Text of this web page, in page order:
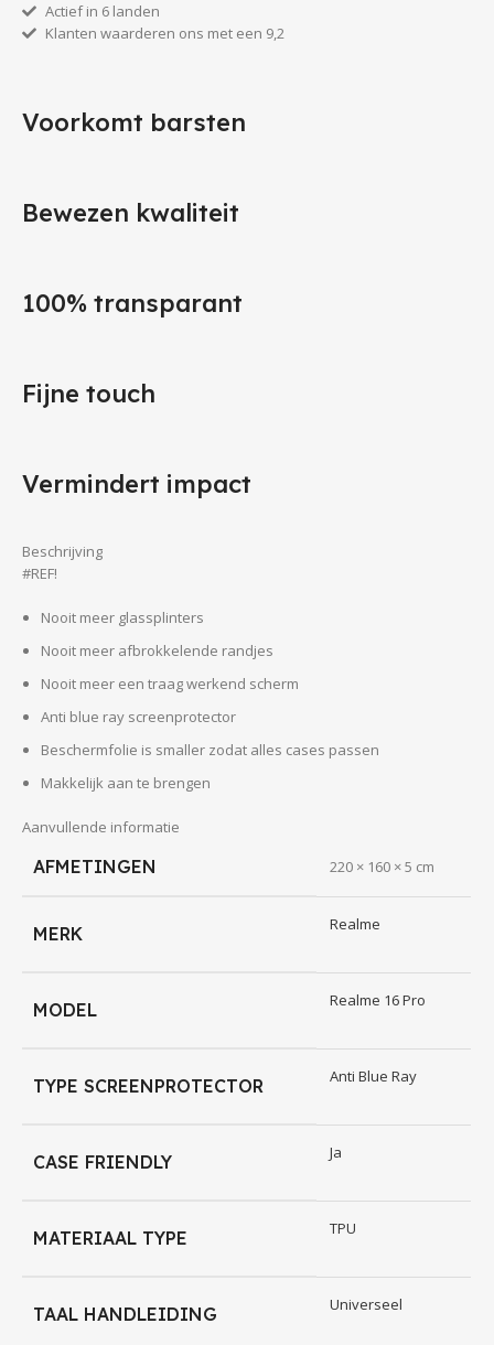
Actief in 6 landen
Klanten waarderen ons met een 9,2
Voorkomt barsten
Bewezen kwaliteit
100% transparant
Fijne touch
Vermindert impact
Beschrijving
#REF!
Nooit meer glassplinters
Nooit meer afbrokkelende randjes
Nooit meer een traag werkend scherm
Anti blue ray screenprotector
Beschermfolie is smaller zodat alles cases passen
Makkelijk aan te brengen
Aanvullende informatie
AFMETINGEN 220 × 160 × 5 cm
MERK Realme
MODEL Realme 16 Pro
TYPE SCREENPROTECTOR Anti Blue Ray
CASE FRIENDLY Ja
MATERIAAL TYPE TPU
TAAL HANDLEIDING Universeel